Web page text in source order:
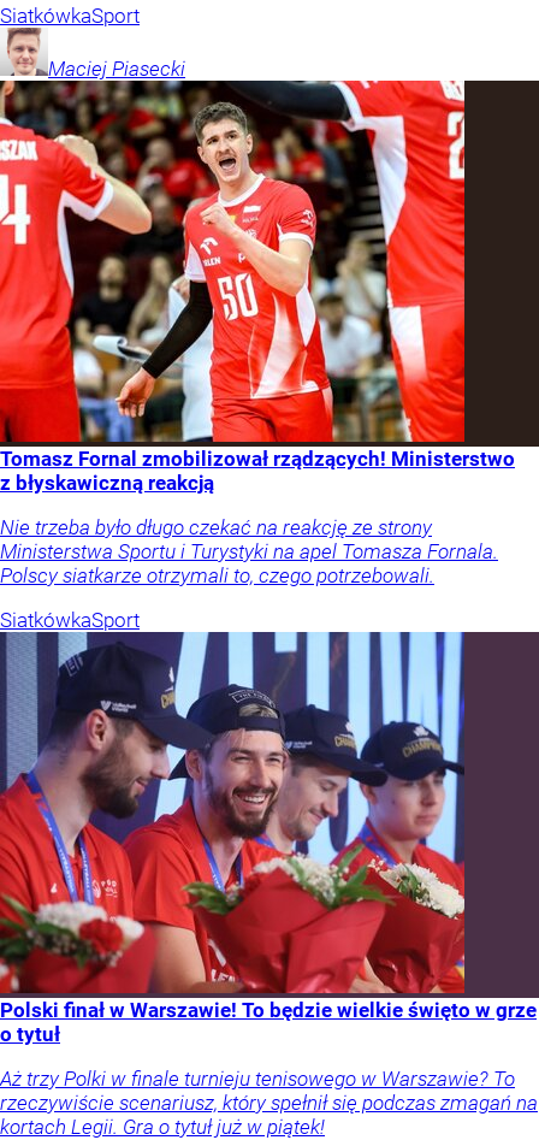
SiatkówkaSport
Maciej Piasecki
Tomasz Fornal zmobilizował rządzących! Ministerstwo
z błyskawiczną reakcją
Nie trzeba było długo czekać na reakcję ze strony
Ministerstwa Sportu i Turystyki na apel Tomasza Fornala.
Polscy siatkarze otrzymali to, czego potrzebowali.
SiatkówkaSport
Polski finał w Warszawie! To będzie wielkie święto w grze
o tytuł
Aż trzy Polki w finale turnieju tenisowego w Warszawie? To
rzeczywiście scenariusz, który spełnił się podczas zmagań na
kortach Legii. Gra o tytuł już w piątek!